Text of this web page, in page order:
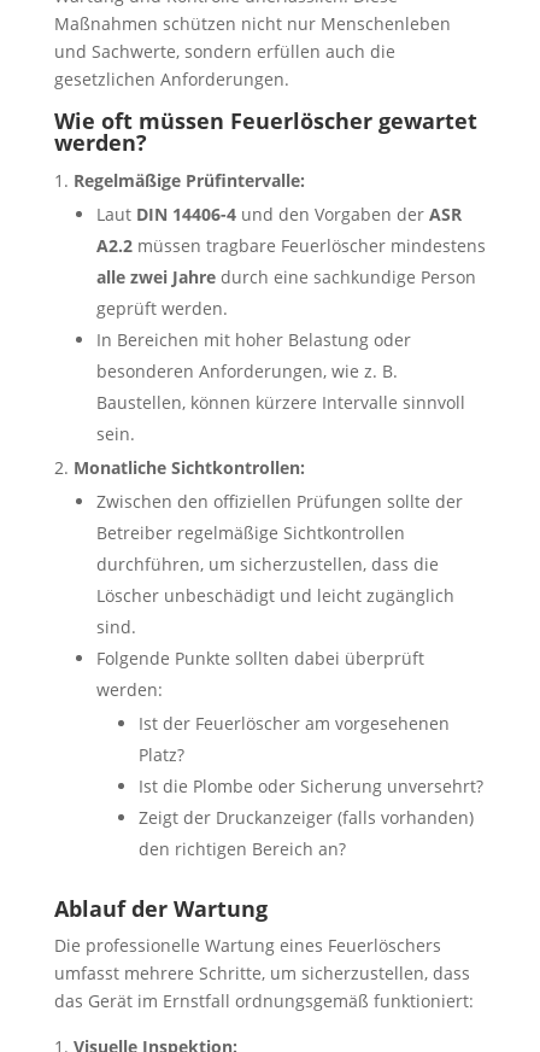
Maßnahmen schützen nicht nur Menschenleben
und Sachwerte, sondern erfüllen auch die
gesetzlichen Anforderungen.
Wie oft müssen Feuerlöscher gewartet
werden?
Regelmäßige Prüfintervalle:
Laut DIN 14406-4und den Vorgaben der ASR
A2.2müssen tragbare Feuerlöscher mindestens
alle zwei Jahredurch eine sachkundige Person
geprüft werden.
In Bereichen mit hoher Belastung oder
besonderen Anforderungen, wie z. B.
Baustellen, können kürzere Intervalle sinnvoll
sein.
Monatliche Sichtkontrollen:
Zwischen den offiziellen Prüfungen sollte der
Betreiber regelmäßige Sichtkontrollen
durchführen, um sicherzustellen, dass die
Löscher unbeschädigt und leicht zugänglich
sind.
Folgende Punkte sollten dabei überprüft
werden:
Ist der Feuerlöscher am vorgesehenen
Platz?
Ist die Plombe oder Sicherung unversehrt?
Zeigt der Druckanzeiger (falls vorhanden)
den richtigen Bereich an?
Ablauf der Wartung
Die professionelle Wartung eines Feuerlöschers
umfasst mehrere Schritte, um sicherzustellen, dass
das Gerät im Ernstfall ordnungsgemäß funktioniert:
Visuelle Inspektion: